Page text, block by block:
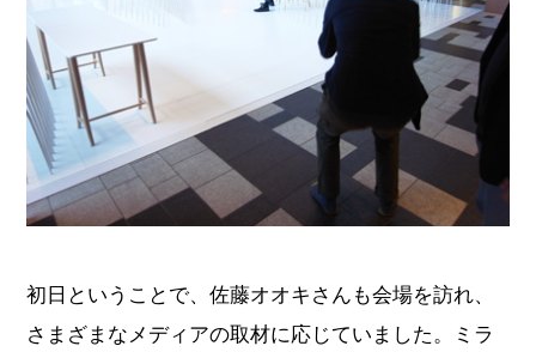
初日ということで、佐藤オオキさんも会場を訪れ、
さまざまなメディアの取材に応じていました。ミラ